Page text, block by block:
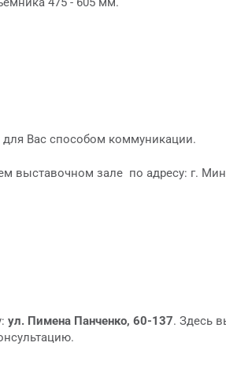
Вас способом коммуникации.
выставочном зале по адресу: г.
ул. Пимена Панченко, 60-137. Здесь